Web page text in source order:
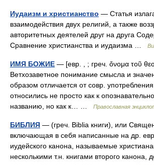
Иудаизм и христианство — Статья
взаимодействия двух религий, а также
авторитетных деятелей друг на друга
Сравнение христианства и иудаизма …
ИМЯ БОЖИЕ — [евр. , ; греч. ὄνομα τοῦ
Ветхозаветное понимание смысла и
образом отличается от совр.
относились не просто как к
названию, но как к… …
Православная
БИБЛИЯ — (греч. Biblia книги), или
включающая в себя написанные на др.
иудейского канона, называемые
несколькими т.н. книгами второго канона,